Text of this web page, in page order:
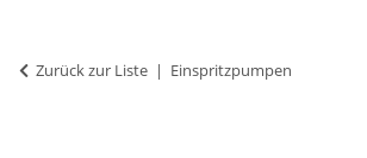
Zurück zur Liste Einspritzpumpen